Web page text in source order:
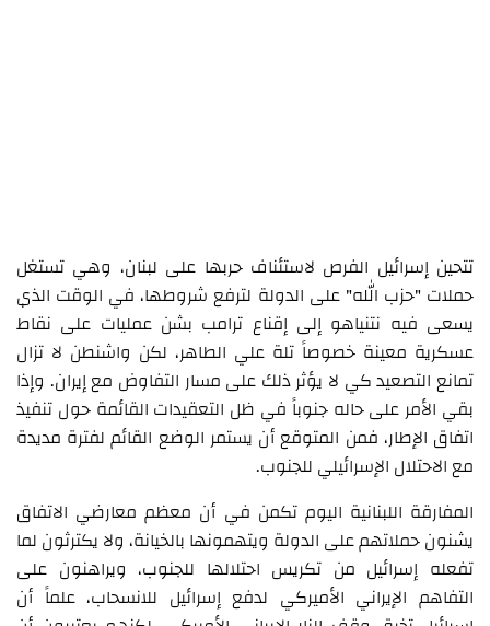
تتحين إسرائيل الفرص لاستئناف حربها على لبنان، وهي تستغل
حملات "حزب الله" على الدولة لترفع شروطها، في الوقت الذي
يسعى فيه نتنياهو إلى إقناع ترامب بشن عمليات على نقاط
عسكرية معينة خصوصاً تلة علي الطاهر، لكن واشنطن لا تزال
تمانع التصعيد كي لا يؤثر ذلك على مسار التفاوض مع إيران. وإذا
بقي الأمر على حاله جنوباً في ظل التعقيدات القائمة حول تنفيذ
اتفاق الإطار، فمن المتوقع أن يستمر الوضع القائم لفترة مديدة
مع الاحتلال الإسرائيلي للجنوب.
المفارقة اللبنانية اليوم تكمن في أن معظم معارضي الاتفاق
يشنون حملاتهم على الدولة ويتهمونها بالخيانة، ولا يكترثون لما
تفعله إسرائيل من تكريس احتلالها للجنوب، ويراهنون على
التفاهم الإيراني الأميركي لدفع إسرائيل للانسحاب، علماً أن